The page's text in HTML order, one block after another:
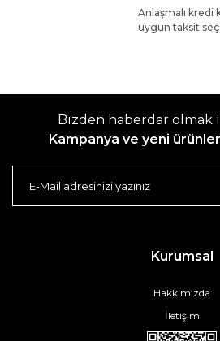
Anlaşmalı kredi
uygun taksit
Bizden haberdar olmak
Kampanya ve yeni
Kurumsal
Hakkımızda
İletişim